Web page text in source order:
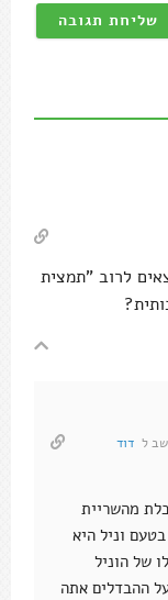
לרוב "תמצית
ל דוד
מהשריית
וניל היא
של הוניל
ההבדלים אתה